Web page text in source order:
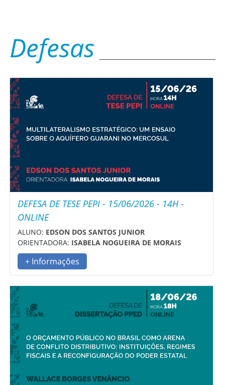
Defesas
DEFESA DE TESE PEPI - 15/06/2026 - 14H -
ONLINE
ALUNO: EDSON DOS SANTOS JUNIOR
ORIENTADORA: ISABELA NOGUEIRA DE MORAIS
+ Informações